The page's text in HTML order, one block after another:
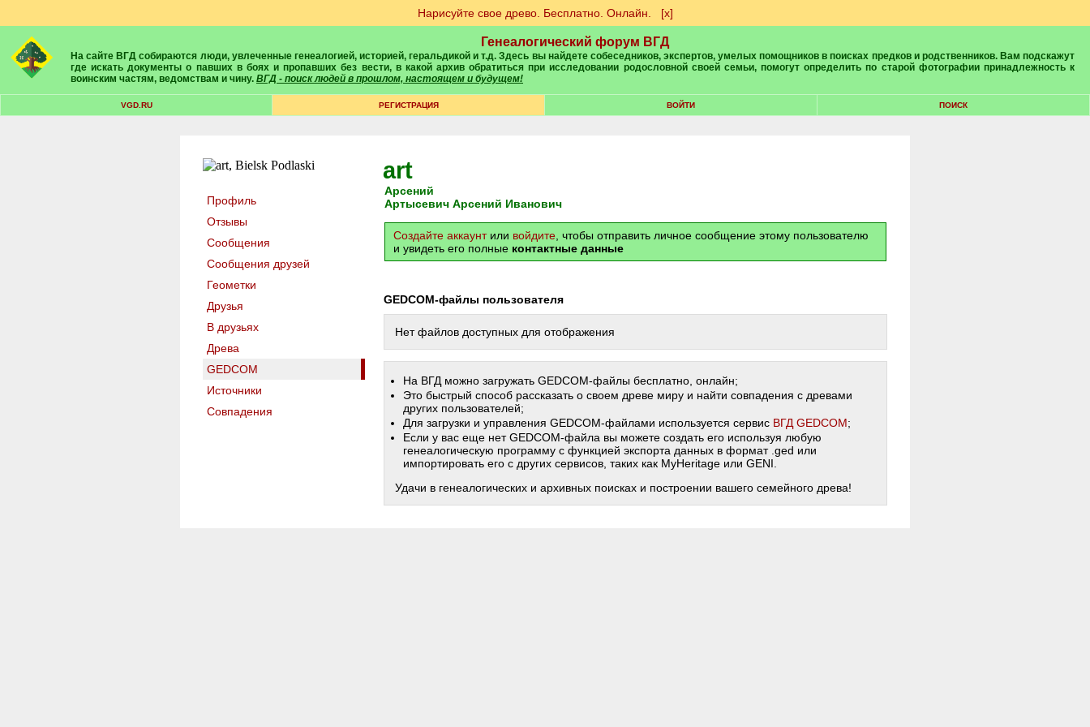
Нарисуйте свое древо. Бесплатно. Онлайн. [х]
Генеалогический форум ВГД
На сайте ВГД собираются люди, увлеченные генеалогией, историей, геральдикой и т.д. Здесь вы найдете собеседников, экспертов, умелых помощников в поисках предков и родственников. Вам подскажут
где искать документы о павших в боях и пропавших без вести, в какой архив обратиться при исследовании родословной своей семьи, помогут определить по старой фотографии принадлежность к
воинским частям, ведомствам и чину. ВГД - поиск людей в прошлом, настоящем и будущем!
VGD.RU РЕГИСТРАЦИЯ ВОЙТИ ПОИСК
Профиль
Отзывы
Сообщения
Сообщения друзей
Геометки
Друзья
В друзьях
Древа
GEDCOM
Источники
Совпадения
art
Арсений
Артысевич Арсений Иванович
Создайте аккаунтили войдите , чтобы отправить личное сообщение этому пользователю
и увидеть его полные контактные данные
GEDCOM-файлы пользователя
Нет файлов доступных для отображения
На ВГД можно загружать GEDCOM-файлы бесплатно, онлайн;
Это быстрый способ рассказать о своем древе миру и найти совпадения с древами
других пользователей;
Для загрузки и управления GEDCOM-файлами используется сервис ВГД GEDCOM;
Если у вас еще нет GEDCOM-файла вы можете создать его используя любую
генеалогическую программу с функцией экспорта данных в формат .ged или
импортировать его с других сервисов, таких как MyHeritage или GENI.
Удачи в генеалогических и архивных поисках и построении вашего семейного древа!